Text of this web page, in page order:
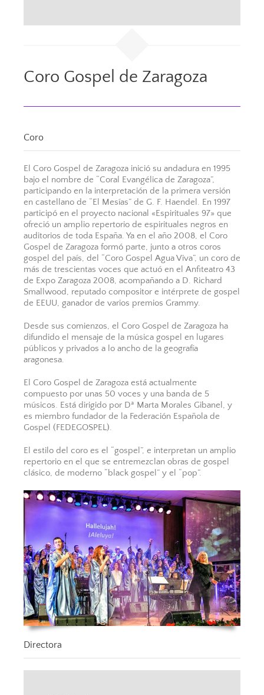
Coro Gospel de Zaragoza
Coro
El Coro Gospel de Zaragoza inició su andadura en 1995
bajo el nombre de “Coral Evangélica de Zaragoza”,
participando en la interpretación de la primera versión
en castellano de “El Mesías” de G. F. Haendel. En 1997
participó en el proyecto nacional «Espirituales 97» que
ofreció un amplio repertorio de espirituales negros en
auditorios de toda España. Ya en el año 2008, el Coro
Gospel de Zaragoza formó parte, junto a otros coros
gospel del país, del “Coro Gospel Agua Viva”, un coro de
más de trescientas voces que actuó en el Anfiteatro 43
de Expo Zaragoza 2008, acompañando a D. Richard
Smallwood, reputado compositor e intérprete de gospel
de EEUU, ganador de varios premios Grammy.
Desde sus comienzos, el Coro Gospel de Zaragoza ha
difundido el mensaje de la música gospel en lugares
públicos y privados a lo ancho de la geografía
aragonesa.
El Coro Gospel de Zaragoza está actualmente
compuesto por unas 50 voces y una banda de 5
músicos. Está dirigido por Dª Marta Morales Gibanel, y
es miembro fundador de la Federación Española de
Gospel (FEDEGOSPEL).
El estilo del coro es el “gospel”, e interpretan un amplio
repertorio en el que se entremezclan obras de gospel
clásico, de moderno “black gospel” y el “pop”.
Directora